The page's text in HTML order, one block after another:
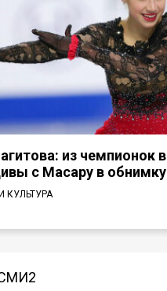
из чемпионок в
с Масару в обнимку
КУЛЬТУРА